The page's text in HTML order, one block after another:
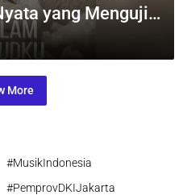
yang Menguji
More
#MusikIndonesia
#PemprovDKIJakarta